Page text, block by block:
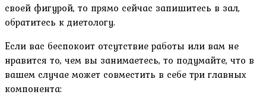
своей фигурой, то прямо сейчас запишитесь в зал,
обратитесь к диетологу.
Если вас беспокоит отсутствие работы или вам не
нравится то, чем вы занимаетесь, то подумайте, что в
вашем случае может совместить в себе три главных
компонента: